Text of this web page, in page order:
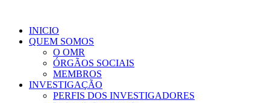
INICIO
QUEM SOMOS
O OMR
ÓRGÃOS SOCIAIS
MEMBROS
INVESTIGAÇÃO
PERFIS DOS INVESTIGADORES